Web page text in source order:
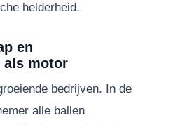
helderheid.
en
als motor
bedrijven. In de
alle ballen